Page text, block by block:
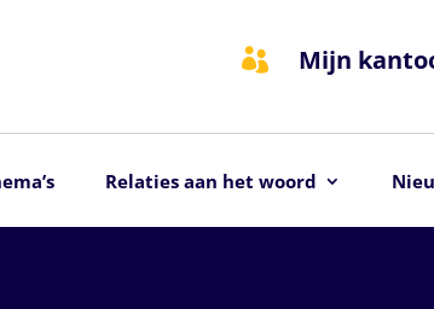
 Mijn
Relaties aan het woord